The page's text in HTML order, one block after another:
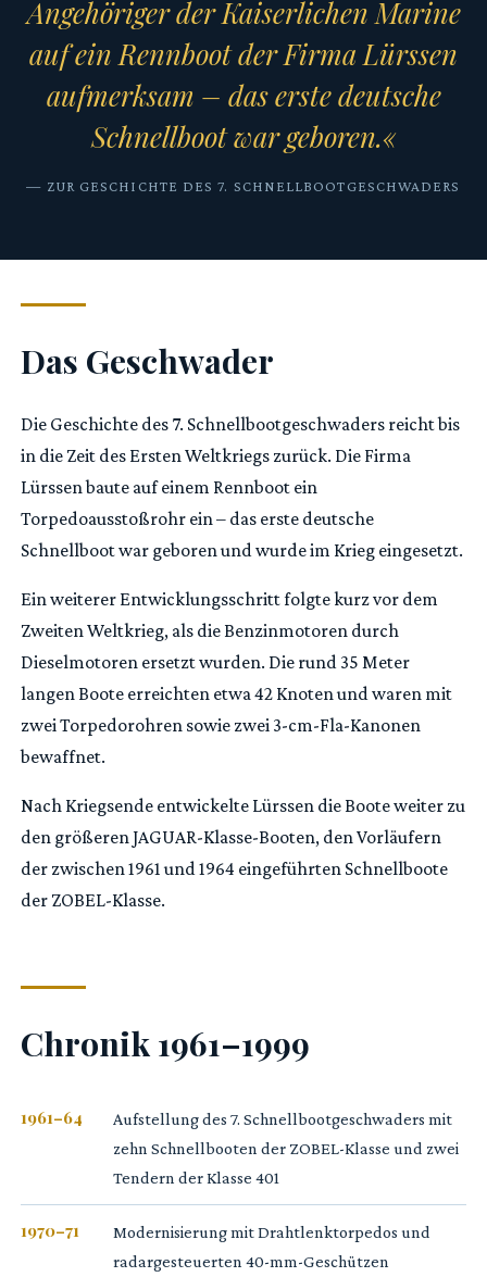
Angehöriger der Kaiserlichen Marine
auf ein Rennboot der Firma Lürssen
aufmerksam – das erste deutsche
Schnellboot war geboren.«
— ZUR GESCHICHTE DES 7. SCHNELLBOOTGESCHWADERS
Das Geschwader
Die Geschichte des 7. Schnellbootgeschwaders reicht bis
in die Zeit des Ersten Weltkriegs zurück. Die Firma
Lürssen baute auf einem Rennboot ein
Torpedoausstoßrohr ein – das erste deutsche
Schnellboot war geboren und wurde im Krieg eingesetzt.
Ein weiterer Entwicklungsschritt folgte kurz vor dem
Zweiten Weltkrieg, als die Benzinmotoren durch
Dieselmotoren ersetzt wurden. Die rund 35 Meter
langen Boote erreichten etwa 42 Knoten und waren mit
zwei Torpedorohren sowie zwei 3-cm-Fla-Kanonen
bewaffnet.
Nach Kriegsende entwickelte Lürssen die Boote weiter zu
den größeren JAGUAR-Klasse-Booten, den Vorläufern
der zwischen 1961 und 1964 eingeführten Schnellboote
der ZOBEL-Klasse.
Chronik 1961–1999
1961–64
Aufstellung des 7. Schnellbootgeschwaders mit
zehn Schnellbooten der ZOBEL-Klasse und zwei
Tendern der Klasse 401
1970–71
Modernisierung mit Drahtlenktorpedos und
radargesteuerten 40-mm-Geschützen